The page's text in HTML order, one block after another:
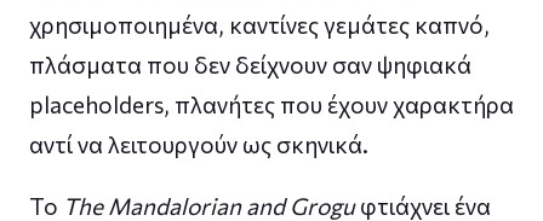
χρησιμοποιημένα, καντίνες γεμάτες καπνό,
πλάσματα που δεν δείχνουν σαν ψηφιακά
placeholders, πλανήτες που έχουν χαρακτήρα
αντί να λειτουργούν ως σκηνικά.
Το The Mandalorian and Groguφτιάχνει ένα